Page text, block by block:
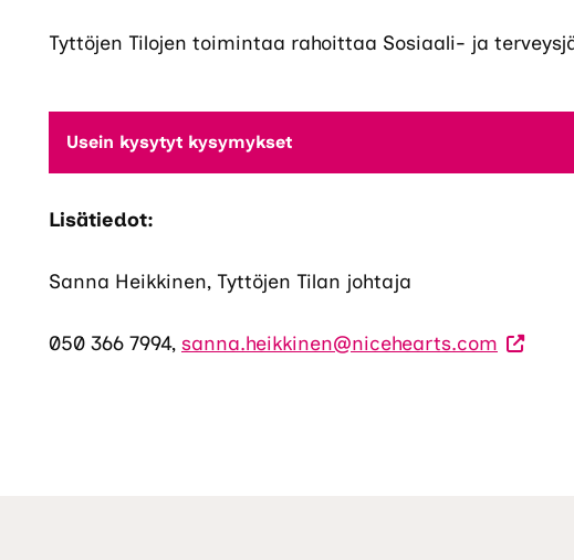
Tyttöjen Tilojen toimintaa rahoittaa Sosiaali- ja
Usein kysytyt kysymykset
Lisätiedot:
Sanna Heikkinen, Tyttöjen Tilan johtaja
050 366 7994, sanna.heikkinen@nicehearts.com